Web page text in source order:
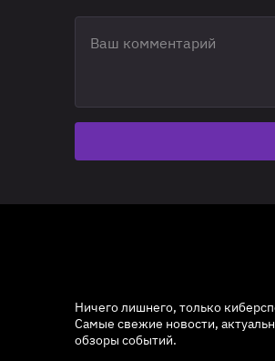
Ничего лишнего, только
Самые свежие новости,
обзоры событий.